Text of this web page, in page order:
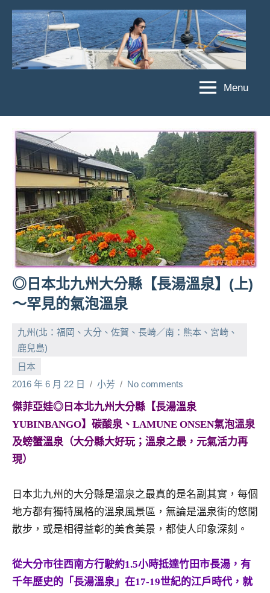
Skip
content
菲
亞
娃
JEFFIA
FANG
亞
娃
粉
團、
主
題
旅
遊、
達
人
節
目
來
賓、
News
金
探
號
班
底、
外
節
主
Menu
◎日本北九州大分縣【長湯溫泉】(上)
～罕見的氣泡溫泉
九州(北：福岡、大分、佐賀、長崎／南：熊本、宮崎、
鹿兒島)
日本
2016 年 6 月 22 日
小芳 No comments
傑菲亞娃◎日本北九州大分縣【長湯溫泉
YUBINBANGO】碳酸泉、LAMUNE ONSEN氣泡溫泉
及螃蟹溫泉（大分縣大好玩；溫泉之最，元氣活力再
現）
日本北九州的大分縣是溫泉之最真的是名副其實，每個
地方都有獨特風格的溫泉風景區，無論是溫泉街的悠閒
散步，或是相得益彰的美食美景，都使人印象深刻。
從大分市往西南方行駛約1.5小時抵達竹田市長湯，有
千年歷史的「長湯溫泉」在17-19世紀的江戶時代，就